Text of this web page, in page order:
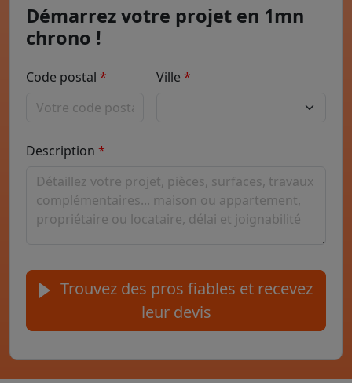
Démarrez votre projet en 1mn
chrono !
Code postal Ville
Description
Trouvez des pros fiables et recevez
leur devis